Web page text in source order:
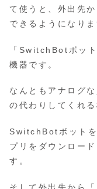
て使うと、外出先
できるようになりま
「SwitchBotボッ
機器です。
なんともアナログ
の代わりしてくれ
SwitchBotボットを
プリをダウンロー
す。
そして外出先から